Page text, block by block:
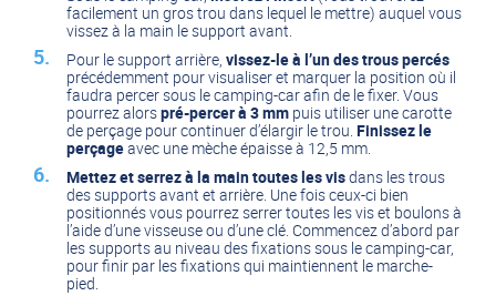
facilement un gros trou dans lequel le mettre) auquel vous
vissez à la main le support avant.
Pour le support arrière, vissez-le à l’un des trous percés
précédemment pour visualiser et marquer la position où il
faudra percer sous le camping-car afin de le fixer. Vous
pourrez alorspré-percer à 3 mm puis utiliser une carotte
de perçage pour continuer d’élargir le trou. Finissez le
perçageavec une mèche épaisse à 12,5 mm.
Mettez et serrez à la main toutes les visdans les trous
des supports avant et arrière. Une fois ceux-ci bien
positionnés vous pourrez serrer toutes les vis et boulons à
l’aide d’une visseuse ou d’une clé. Commencez d’abord par
les supports au niveau des fixations sous le camping-car,
pour finir par les fixations qui maintiennent le marche-
pied.